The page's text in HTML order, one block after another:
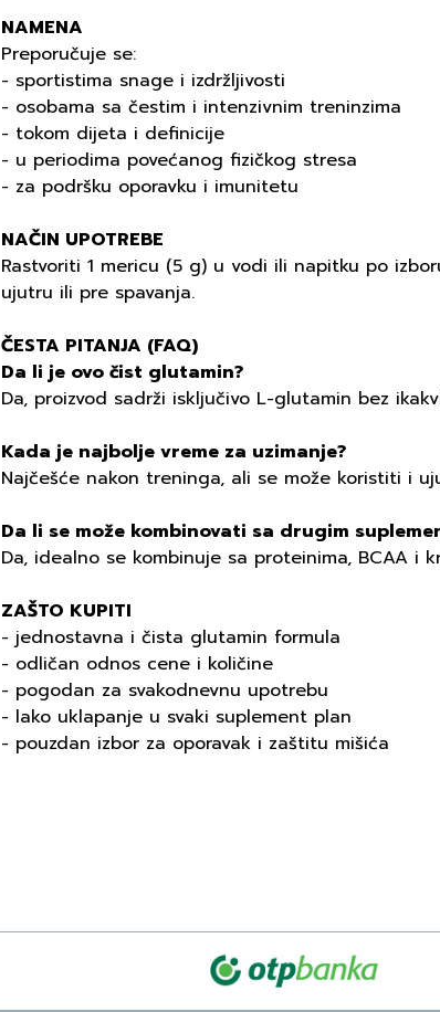
NAMENA
Preporučuje se:
- sportistima snage i izdržljivosti
- osobama sa čestim i intenzivnim treninzima
- tokom dijeta i definicije
- u periodima povećanog fizičkog stresa
- za podršku oporavku i imunitetu
NAČIN UPOTREBE
Rastvoriti 1 mericu (5 g) u vodi ili napitku po
ujutru ili pre spavanja.
ČESTA PITANJA (FAQ)
Da li je ovo čist glutamin?
Da, proizvod sadrži isključivo L-glutamin bez
Kada je najbolje vreme za uzimanje?
Najčešće nakon treninga, ali se može koristiti i
Da li se može kombinovati sa drugim
Da, idealno se kombinuje sa proteinima, BCAA i
ZAŠTO KUPITI
- jednostavna i čista glutamin formula
- odličan odnos cene i količine
- pogodan za svakodnevnu upotrebu
- lako uklapanje u svaki suplement plan
- pouzdan izbor za oporavak i zaštitu mišića